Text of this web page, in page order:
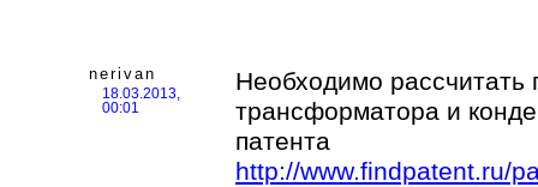
nerivan
18.03.2013,
00:01
Необходимо рассчитать
трансформатора и
патента
http://www.findpatent.ru/